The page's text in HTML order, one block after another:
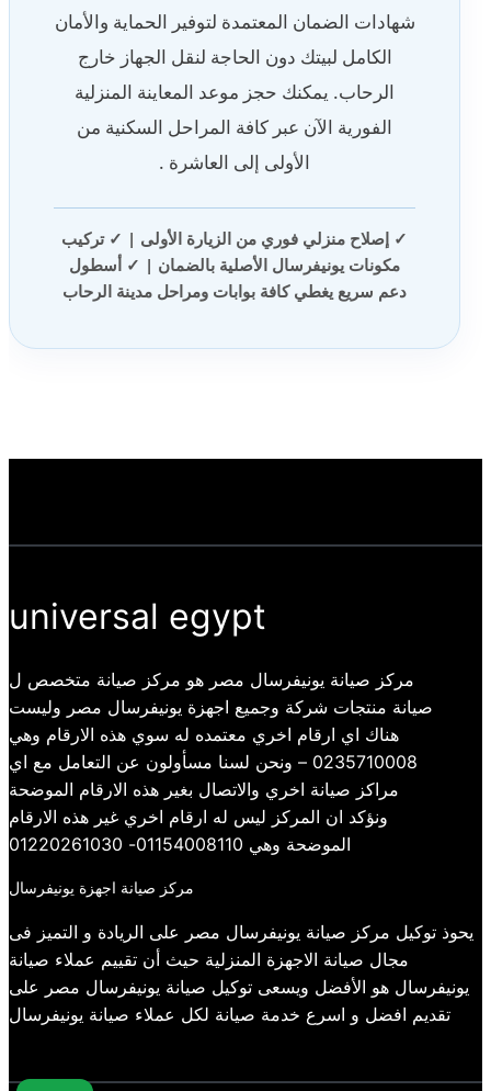
شهادات الضمان المعتمدة لتوفير الحماية والأمان
الكامل لبيتك دون الحاجة لنقل الجهاز خارج
الرحاب. يمكنك حجز موعد المعاينة المنزلية
الفورية الآن عبر كافة المراحل السكنية من
الأولى إلى العاشرة .
✓ إصلاح منزلي فوري من الزيارة الأولى | ✓ تركيب
مكونات يونيفرسال الأصلية بالضمان | ✓ أسطول
دعم سريع يغطي كافة بوابات ومراحل مدينة الرحاب
universal egypt
مركز صيانة يونيفرسال مصر هو مركز صيانة متخصص ل
صيانة منتجات شركة وجميع اجهزة يونيفرسال مصر وليست
هناك اي ارقام اخري معتمده له سوي هذه الارقام وهي
0235710008 – ونحن لسنا مسأولون عن التعامل مع اي
مراكز صيانة اخري والاتصال بغير هذه الارقام الموضحة
ونؤكد ان المركز ليس له ارقام اخري غير هذه الارقام
الموضحة وهي 01154008110- 01220261030
مركز صيانة اجهزة يونيفرسال
يحوذ توكيل مركز صيانة يونيفرسال مصر على الريادة و التميز فى
مجال صيانة الاجهزة المنزلية حيث أن تقييم عملاء صيانة
يونيفرسال هو الأفضل ويسعى توكيل صيانة يونيفرسال مصر على
تقديم افضل و اسرع خدمة صيانة لكل عملاء صيانة يونيفرسال